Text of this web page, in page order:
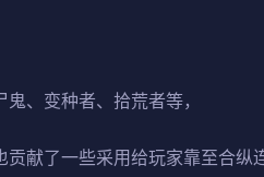
、变种者、拾荒者等，
献了一些采用给玩家靠至合纵